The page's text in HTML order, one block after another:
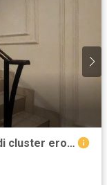
Di jual rumah 2 lt full furnish bagus di cluster eropa sedayu city, Kelapa gading, Jakut